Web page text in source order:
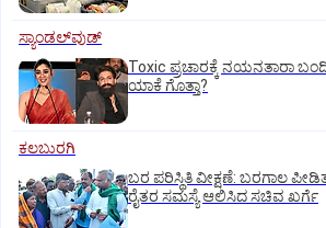
ಸ್ಯಾಂಡಲ್‌ವುಡ್‌
Toxic ಪ್ರಚಾರಕ್ಕೆ ನಯನತಾರಾ
ಯಾಕೆ ಗೊತ್ತಾ?
ಕಲಬುರಗಿ
ಬರ ಪರಿಸ್ಥಿತಿ ವೀಕ್ಷಣೆ: ಬರಗಾಲ
ರೈತರ ಸಮಸ್ಯೆ ಆಲಿಸಿದ ಸಚಿವ ಖರ್ಗೆ